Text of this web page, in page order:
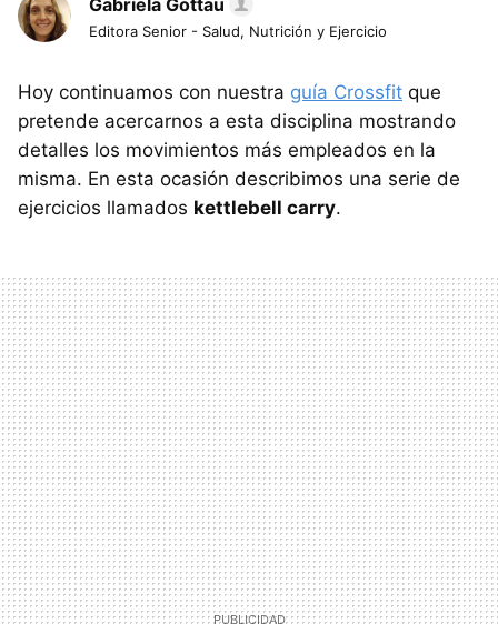
Gabriela Gottau
Editora Senior - Salud, Nutrición y Ejercicio
Hoy continuamos con nuestra guía Crossfit que
pretende acercarnos a esta disciplina mostrando
detalles los movimientos más empleados en la
misma. En esta ocasión describimos una serie de
ejercicios llamados kettlebell carry.